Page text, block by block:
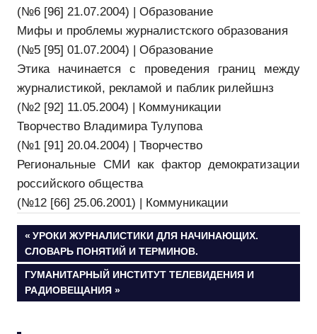
(№6 [96] 21.07.2004) | Образование
Мифы и проблемы журналистского образования
(№5 [95] 01.07.2004) | Образование
Этика начинается с проведения границ между
журналистикой, рекламой и паблик рилейшнз
(№2 [92] 11.05.2004) | Коммуникации
Творчество Владимира Тулупова
(№1 [91] 20.04.2004) | Творчество
Региональные СМИ как фактор демократизации
российского общества
(№12 [66] 25.06.2001) | Коммуникации
Навигация
по
записям
ПРЕДЫДУЩАЯ
ЗАПИСЬ:
УРОКИ ЖУРНАЛИСТИКИ ДЛЯ НАЧИНАЮЩИХ.
СЛОВАРЬ ПОНЯТИЙ И ТЕРМИНОВ.
СЛЕДУЮЩАЯ
ЗАПИСЬ:
ГУМАНИТАРНЫЙ ИНСТИТУТ ТЕЛЕВИДЕНИЯ И
РАДИОВЕЩАНИЯ